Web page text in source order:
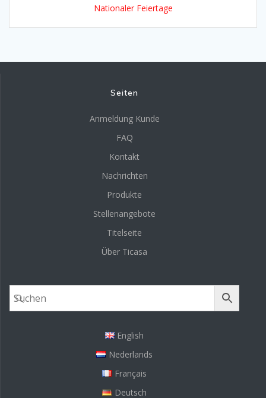
Nationaler Feiertage
Seiten
Anmeldung Kunde
FAQ
Kontakt
Nachrichten
Produkte
Stellenangebote
Titelseite
Über Ticasa
English
Nederlands
Français
Deutsch